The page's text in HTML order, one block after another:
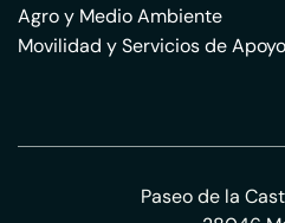
Agro y Medio Ambiente
Movilidad y Servicios de
Paseo de la